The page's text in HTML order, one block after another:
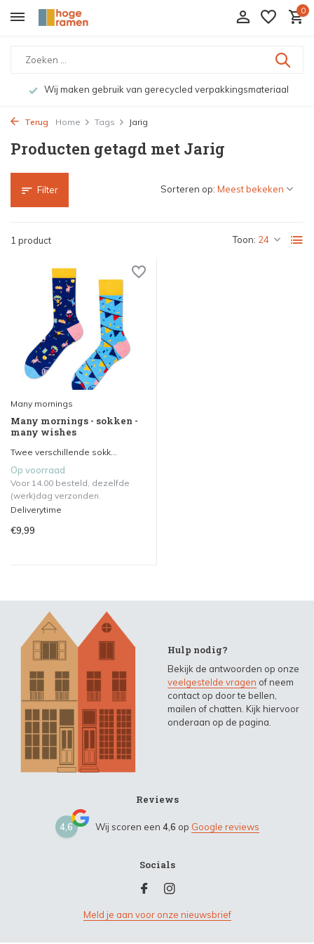
0
Wij maken gebruik van gerecycled verpakkingsmateriaal
Terug Home Tags Jarig
Producten getagd met Jarig
Filter
1 product Toon:
Sorteren op:
Many mornings
Many mornings - sokken -
many wishes
Twee verschillende sokk...
Op voorraad
Voor 14.00 besteld, dezelfde
(werk)dag verzonden.
Deliverytime
€9,99
Hulp nodig?
Bekijk de antwoorden op onze
veelgestelde vragen of neem
contact op door te bellen,
mailen of chatten. Kijk hiervoor
onderaan op de pagina.
Reviews
4,6 Wij scoren een 4,6 op Google reviews
Socials
Meld je aan voor onze nieuwsbrief